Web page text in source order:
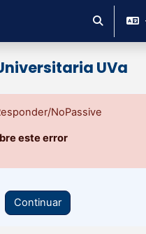
Selector
UVa
NoPassive
este error
Continuar